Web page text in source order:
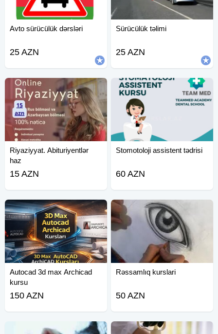
Avto sürücülük dərsləri
25 AZN
Sürücülük təlimi
25 AZN
Riyaziyyat. Abituriyentlər
haz
15 AZN
Stomotoloji assistent tədrisi
60 AZN
Autocad 3d max Archicad
kursu
150 AZN
Rəssamlıq kurslari
50 AZN